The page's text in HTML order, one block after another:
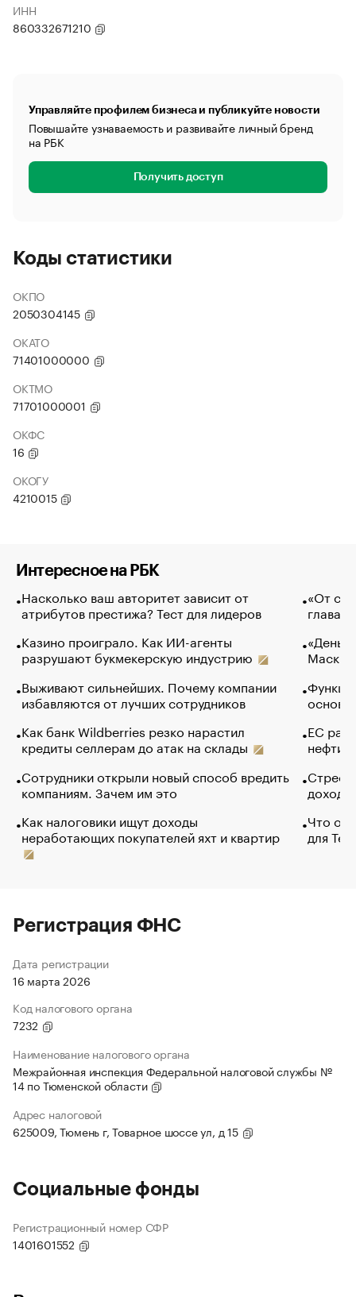
ИНН
860332671210
Управляйте профилем бизнеса и публикуйте новости
Повышайте узнаваемость и развивайте личный бренд
на РБК
Получить доступ
Коды статистики
ОКПО
2050304145
ОКАТО
71401000000
ОКТМО
71701000001
ОКФС
16
ОКОГУ
4210015
Интересное на РБК
Насколько ваш авторитет зависит от
атрибутов престижа? Тест для лидеров
Казино проиграло. Как ИИ-агенты
разрушают букмекерскую индустрию
Выживают сильнейших. Почему компании
избавляются от лучших сотрудников
Как банк Wildberries резко нарастил
кредиты селлерам до атак на склады
Сотрудники открыли новый способ вредить
компаниям. Зачем им это
Как налоговики ищут доходы
неработающих покупателей яхт и квартир
«От
глава
Маск в
основ
ЕС
нефти
Что
для
Регистрация ФНС
Дата регистрации
16 марта 2026
Код налогового органа
7232
Наименование налогового органа
Межрайонная инспекция Федеральной налоговой службы №
14 по Тюменской области
Адрес налоговой
625009, Тюмень г, Товарное шоссе ул, д 15
Социальные фонды
Регистрационный номер СФР
1401601552